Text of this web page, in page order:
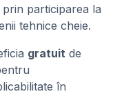
participarea la
tehnice cheie.
gratuit de
în